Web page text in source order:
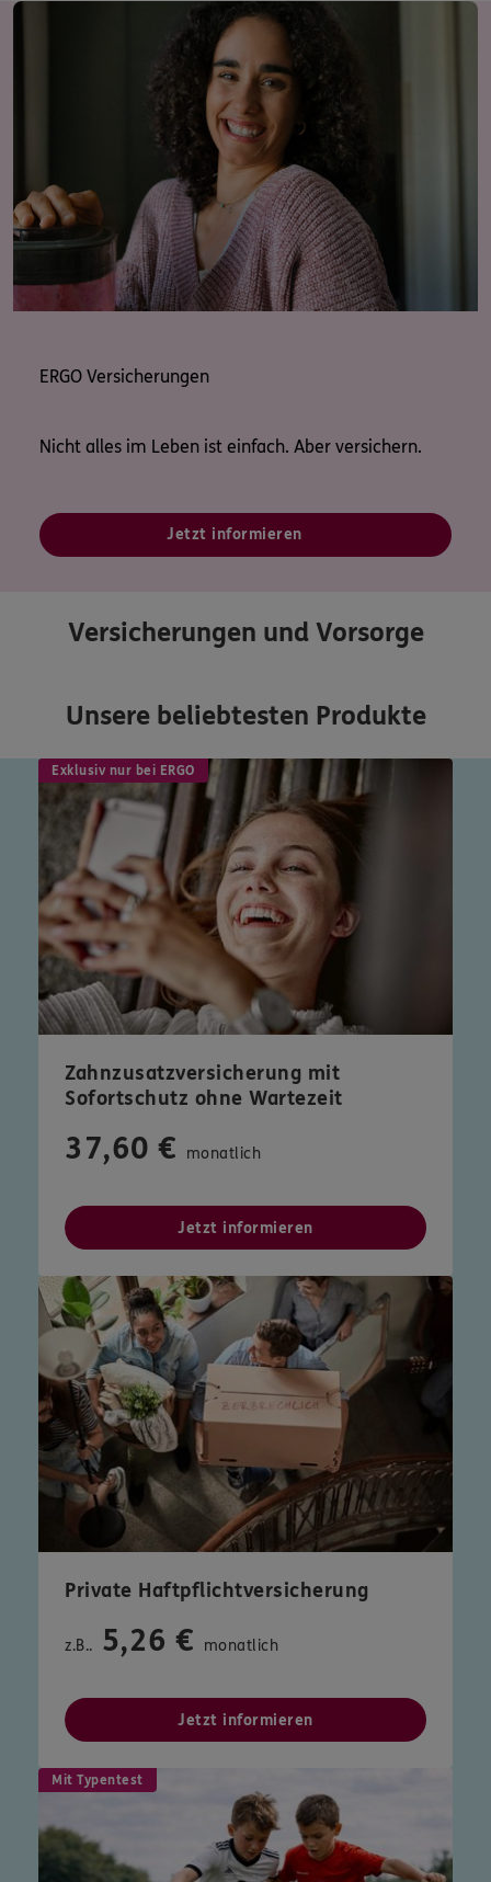
ERGO Versicherungen
Nicht alles im Leben ist einfach. Aber versichern.
Jetzt informieren
Versicherungen und Vorsorge
Unsere beliebtesten Produkte
Exklusiv nur bei ERGO
Zahnzusatzversicherung mit
Sofortschutz ohne Wartezeit
37,60 € monatlich
Jetzt informieren
Private Haftpflichtversicherung
z.B.. 5,26 € monatlich
Jetzt informieren
Mit Typentest